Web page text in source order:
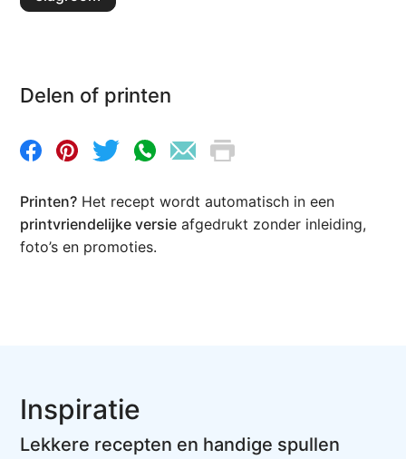
Delen of printen
Printen? Het recept wordt automatisch in een
printvriendelijke versie afgedrukt zonder inleiding,
foto’s en promoties.
Inspiratie
Lekkere recepten en handige spullen